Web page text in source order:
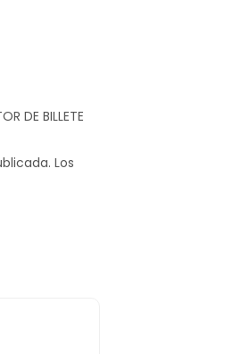
DE BILLETE
Los